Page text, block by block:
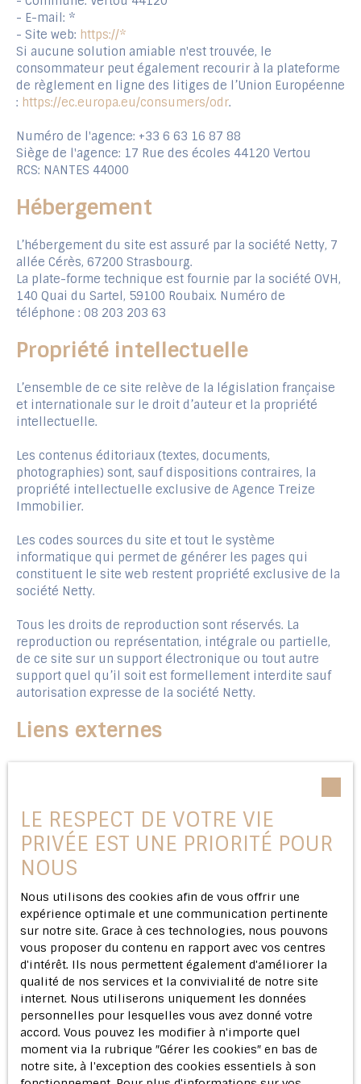
- E-mail: *
- Site web: https://*
Si aucune solution amiable n'est trouvée, le
consommateur peut également recourir à la plateforme
de règlement en ligne des litiges de l’Union Européenne
: https://ec.europa.eu/consumers/odr.
Numéro de l'agence: +33 6 63 16 87 88
Siège de l'agence: 17 Rue des écoles 44120 Vertou
RCS: NANTES 44000
Hébergement
L’hébergement du site est assuré par la société Netty, 7
allée Cérès, 67200 Strasbourg.
La plate-forme technique est fournie par la société OVH,
140 Quai du Sartel, 59100 Roubaix. Numéro de
téléphone : 08 203 203 63
Propriété intellectuelle
L’ensemble de ce site relève de la législation française
et internationale sur le droit d’auteur et la propriété
intellectuelle.
Les contenus éditoriaux (textes, documents,
photographies) sont, sauf dispositions contraires, la
propriété intellectuelle exclusive de Agence Treize
Immobilier.
Les codes sources du site et tout le système
informatique qui permet de générer les pages qui
constituent le site web restent propriété exclusive de la
société Netty.
Tous les droits de reproduction sont réservés. La
reproduction ou représentation, intégrale ou partielle,
de ce site sur un support électronique ou tout autre
support quel qu’il soit est formellement interdite sauf
autorisation expresse de la société Netty.
Liens externes
liens ne constituent, en aucun cas, une approbation ou
un partenariat entre Agence Treize Immobilier et les
sociétés éditrices des sites externes. Dès lors, l’éditeur
du présent site ne saurait être tenu responsable de
leurs contenus, leurs produits, leurs publicités ou tous
présent site ne garantit pas la qualité permanente et
continue du contenu de ces sites.
Force majeure
La responsabilité de l’éditeur du site ne pourra être
engagée en cas de force majeure ou de faits
indépendants de sa volonté.
Modifications des mentions
LE RESPECT DE VOTRE VIE
PRIVÉE EST UNE PRIORITÉ POUR
NOUS
Nous utilisons des cookies afin de vous offrir une
expérience optimale et une communication pertinente
sur notre site. Grace à ces technologies, nous pouvons
vous proposer du contenu en rapport avec vos centres
d'intérêt. Ils nous permettent également d'améliorer la
qualité de nos services et la convivialité de notre site
internet. Nous utiliserons uniquement les données
personnelles pour lesquelles vous avez donné votre
accord. Vous pouvez les modifier à n'importe quel
moment via la rubrique ″Gérer les cookies″ en bas de
notre site, à l'exception des cookies essentiels à son